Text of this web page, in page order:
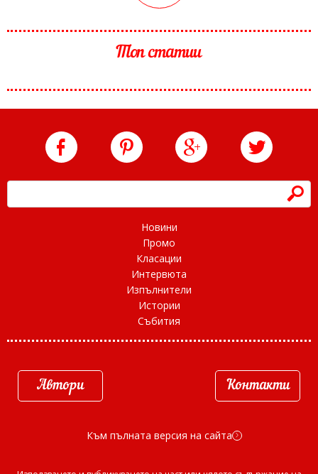
Топ статии
h
Новини
Промо
Класации
Интервюта
Изпълнители
Истории
Събития
Автори Контакти
Към пълната версия на сайта d